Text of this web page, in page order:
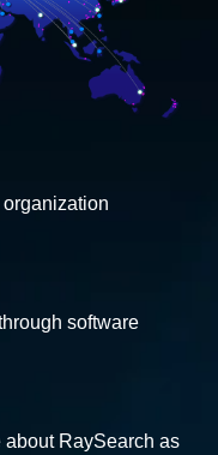
software
about RaySearch as